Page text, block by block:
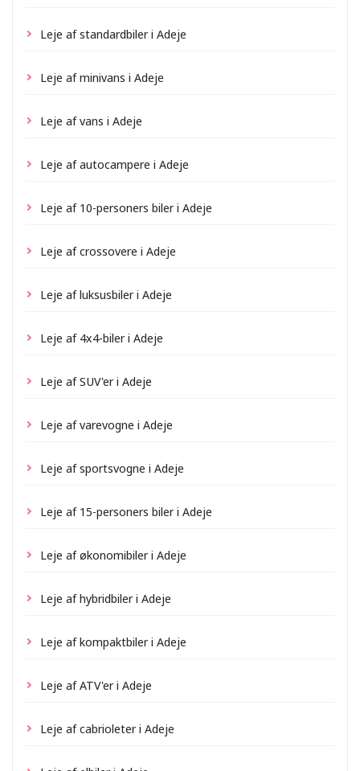
Leje af standardbiler i Adeje
Leje af minivans i Adeje
Leje af vans i Adeje
Leje af autocampere i Adeje
Leje af 10-personers biler i Adeje
Leje af crossovere i Adeje
Leje af luksusbiler i Adeje
Leje af 4x4-biler i Adeje
Leje af SUV'er i Adeje
Leje af varevogne i Adeje
Leje af sportsvogne i Adeje
Leje af 15-personers biler i Adeje
Leje af økonomibiler i Adeje
Leje af hybridbiler i Adeje
Leje af kompaktbiler i Adeje
Leje af ATV'er i Adeje
Leje af cabrioleter i Adeje